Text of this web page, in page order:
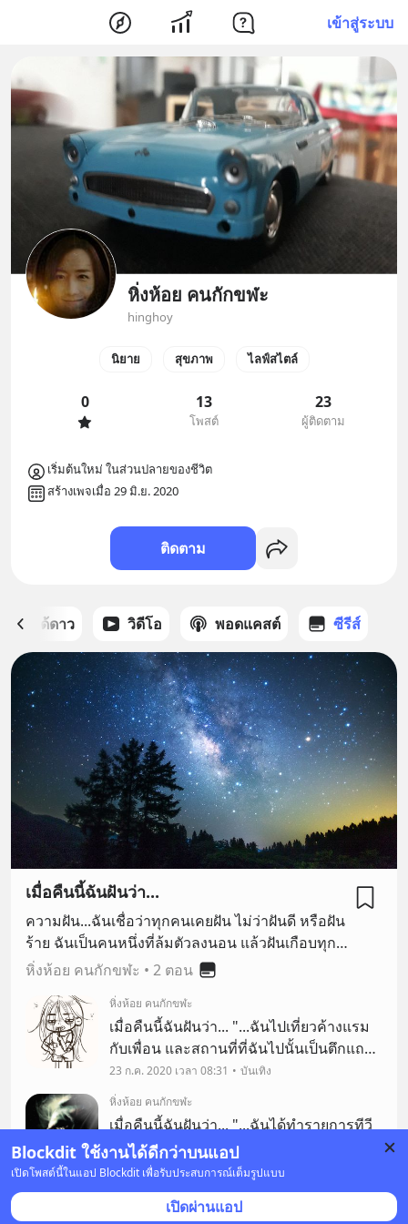
เข้าสู่ระบบ
Blockdit ใช้งานได้ดีกว่าบนแอป
เปิดโพสต์นี้ในแอป Blockdit เพื่อรับประสบการณ์เต็มรูปแบบ
เปิดผ่านแอป
หิ่งห้อย คนกักขฬะ
hinghoy
นิยาย สุขภาพ ไลฟ์สไตล์
0 13
โพสต์
23
ผู้ติดตาม
เริ่มต้นใหม่ ในส่วนปลายของชีวิต
สร้างเพจเมื่อ 29 มิ.ย. 2020
ติดตาม
สต์ที่ได้ดาว วิดีโอ พอดแคสต์ ซีรีส์
เมื่อคืนนี้ฉันฝันว่า...
ความฝัน...ฉันเชื่อว่าทุกคนเคยฝัน ไม่ว่าฝันดี หรือฝัน
ร้าย ฉันเป็นคนหนึ่งที่ล้มตัวลงนอน แล้วฝันเกือบทุก
คืน แต่บางครั้ง เหตุการณ์ในชีวิตประจำวัน ก็เหมือน
แล้วฉันจำมันไม่ได้เอง ด้วยเหตุนี้ฉันจึงเริ่มบันทึก
ความฝันของฉัน เผื่อว่า มันจะเกิดซ้ำรอยขึ้นมา และ
ณ วันนี้ ฉันก็อยากแบ่งปันความฝันของฉันให้กับทุก
คน... หลับฝันดี...ราตรีสวัสดิ์ หิ่งห้อย คนกักขฬะ
หิ่งห้อย คนกักขฬะ • 2 ตอน
หิ่งห้อย คนกักขฬะ
เมื่อคืนนี้ฉันฝันว่า... "...ฉันไปเที่ยวค้างแรม
กับเพื่อน และสถานที่ที่ฉันไปนั้นเป็นตึกแถว
สร้างใหม่ 2 ข้างทาง (มาทำไม เที่ยวที่
ตึกแถว) และที่ฉันต้องไปพักเนี่ย เป็นตึกหลัง
ที่อยู่ด้านในสุด
23 ก.ค. 2020 เวลา 08:31
บันเทิง
หิ่งห้อย คนกักขฬะ
เมื่อคืนนี้ฉันฝันว่า... "...ฉันได้ทำรายการทีวี
(อะไรสักอย่าง) และดารารับเชิญที่มาร่วม
รายการของฉันคือ พี่เอ็ม สุรศักดิ์ วงษ์ไทย
และพี่ทีน ศราวุฒิ (มั้ง ถ้าทำไม่ผิด) ซึ่งใน
ความรู้สึกของฉัน พี่ทั้ง 2 คนม
24 ก.ค. 2020 เวลา 12:54 บันเทิง